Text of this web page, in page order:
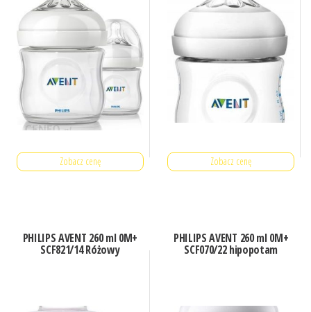
Zobacz cenę Zobacz cenę
PHILIPS AVENT 260 ml 0M+
SCF821/14 Różowy
PHILIPS AVENT 260 ml 0M+
SCF070/22 hipopotam